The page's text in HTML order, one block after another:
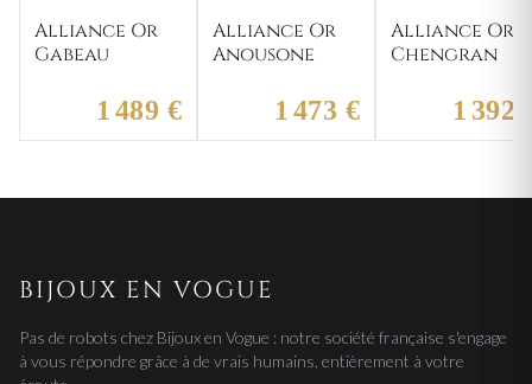
Alliance Or
Gabeau
1 489 €
Alliance Or
Anousone
1 473 €
Alliance Or
Chengran
1 392
BIJOUX EN VOGUE
Pas de robots chez Bijoux en Vogue : notre société française s'engage
à vous répondre grâce à de vrais humains, entièrement à votre